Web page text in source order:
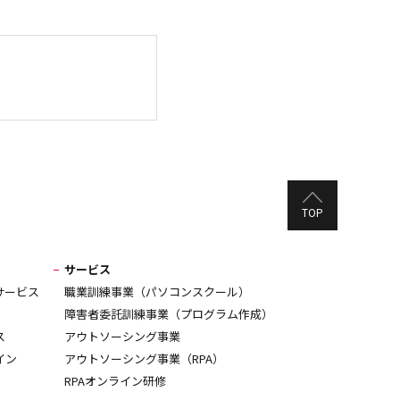
TOP
ービス
ン
サービス
職業訓練事業（パソコンスクール）
障害者委託訓練事業（プログラム作成）
アウトソーシング事業
アウトソーシング事業（RPA）
RPAオンライン研修